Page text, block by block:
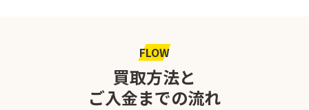
FLOW
買取方法と
ご入金までの流れ